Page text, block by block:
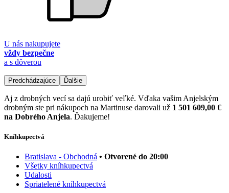
U nás nakupujete
vždy bezpečne
a s dôverou
Predchádzajúce Ďalšie
Aj z drobných vecí sa dajú urobiť veľké. Vďaka vašim Anjelským
drobným ste pri nákupoch na Martinuse darovali už 1 501 609,00 €
na Dobrého Anjela. Ďakujeme!
Kníhkupectvá
Bratislava - Obchodná • Otvorené do 20:00
Všetky kníhkupectvá
Udalosti
Spriatelené kníhkupectvá